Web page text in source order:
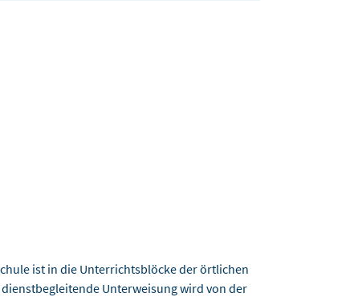
ist in die Unterrichtsblöcke der örtlichen
Unterweisung wird von der